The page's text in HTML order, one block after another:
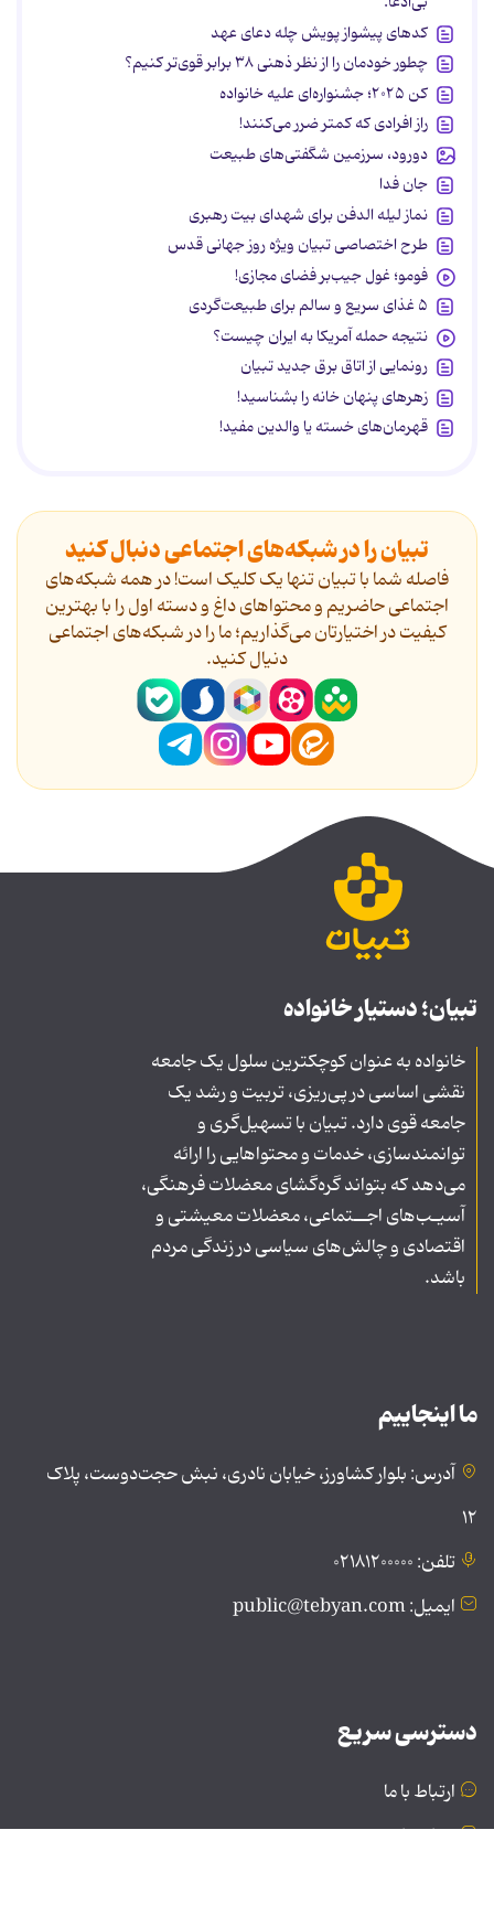
کدهای پیشواز پویش چله دعای عهد
چطور خودمان را از نظر ذهنی ۳۸ برابر قوی‌تر کنیم؟
کن ۲۰۲۵؛ جشنواره‌ای علیه خانواده
راز افرادی که کمتر ضرر می‌کنند!
دورود، سرزمین شگفتی‌های طبیعت
جان فدا
نماز لیله الدفن برای شهدای بیت رهبری
طرح اختصاصی تبیان ویژه روز جهانی قدس
فومو؛ غول جیب‌بر فضای مجازی!
۵ غذای سریع و سالم برای طبیعت‌گردی
نتیجه حمله آمریکا به ایران چیست؟
رونمایی از اتاق برق جدید تبیان
زهرهای پنهان خانه را بشناسید!
قهرمان‌های خسته یا والدین مفید!
تبیان را در شبکه‌های اجتماعی دنبال کنید
فاصله شما با تبیان تنها یک کلیک است! در همه شبکه‌های
اجتماعی حاضریم و محتواهای داغ و دسته اول را با بهترین
کیفیت در اختیارتان می‌گذاریم؛ ما را در شبکه‌های اجتماعی
دنیال کنید.
تبیان؛ دستیار خانواده
خانواده به عنوان کوچکترین سلول یک جامعه
نقشی اساسی در پی‌ریزی، تربیت و رشد یک
جامعه قوی دارد. تبیان با تسهیل‌گری و
توانمندسازی، خدمات و محتواهایی را ارائه
می‌دهد که بتواند گره‌گشای معضلات فرهنگی،
آسیـب‌های اجــتماعی، معضلات معیشتی و
اقتصادی و چالش‌های سیاسی در زندگی مردم
باشد.
ما اینجاییم
آدرس: بلوار کشاورز، خیابان نادری، نبش حجت‌دوست، پلاک
۱۲
تلفن: ۰۲۱۸۱۲۰۰۰۰۰
ایمیل: public@tebyan.com
دسترسی سریع
ارتباط با ما
درباره ما